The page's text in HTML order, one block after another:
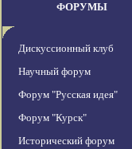
ФОРУМЫ
Дискуссионный клуб
Научный форум
Форум "Русская идея"
Форум "Курск"
Исторический форум